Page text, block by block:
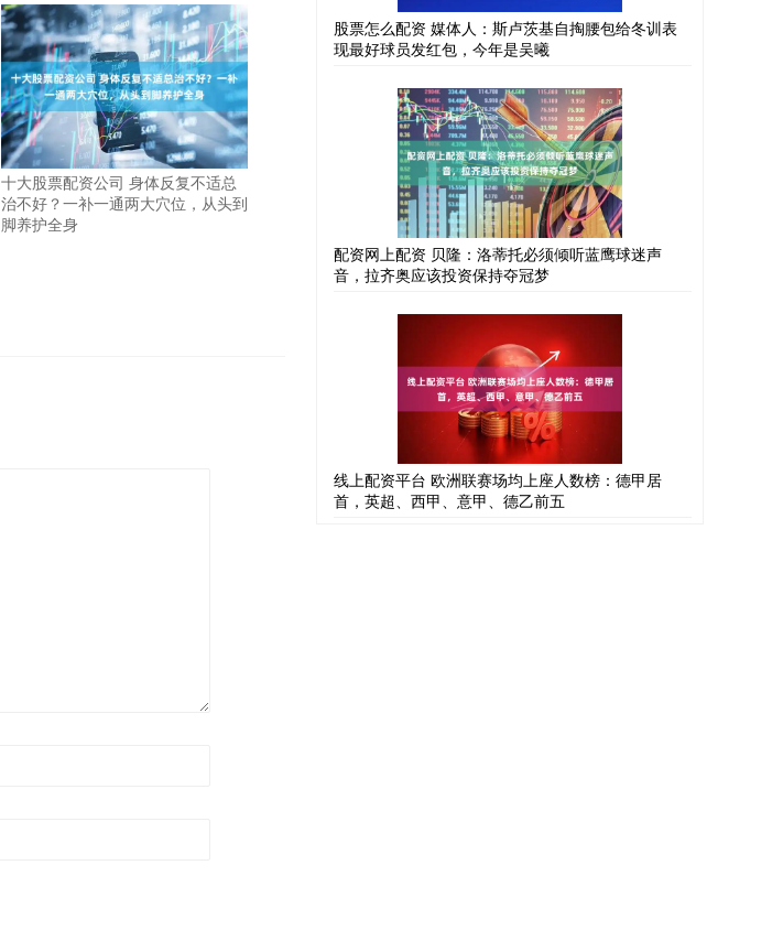
十大股票配资公司 身体反复不适总
治不好？一补一通两大穴位，从头到
脚养护全身
股票怎么配资 媒体人：斯卢茨基自掏腰包给冬训表
现最好球员发红包，今年是吴曦
配资网上配资 贝隆：洛蒂托必须倾听蓝鹰球迷声
音，拉齐奥应该投资保持夺冠梦
线上配资平台 欧洲联赛场均上座人数榜：德甲居
首，英超、西甲、意甲、德乙前五